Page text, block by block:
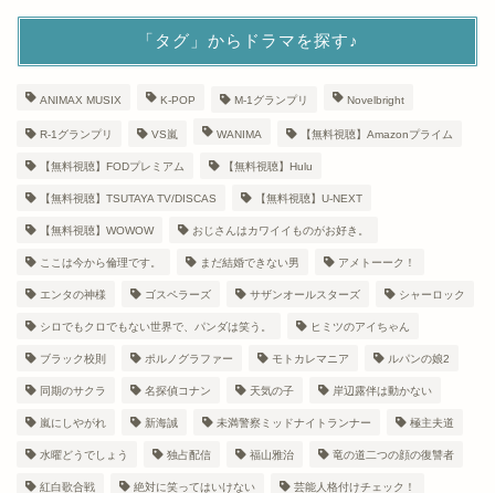
「タグ」からドラマを探す♪
ANIMAX MUSIX K-POP M-1グランプリ Novelbright
R-1グランプリ VS嵐 WANIMA 【無料視聴】Amazonプライム
【無料視聴】FODプレミアム 【無料視聴】Hulu
【無料視聴】TSUTAYA TV/DISCAS 【無料視聴】U-NEXT
【無料視聴】WOWOW おじさんはカワイイものがお好き。
ここは今から倫理です。 まだ結婚できない男 アメトーーク！
エンタの神様 ゴスペラーズ サザンオールスターズ シャーロック
シロでもクロでもない世界で、パンダは笑う。 ヒミツのアイちゃん
ブラック校則 ポルノグラファー モトカレマニア ルパンの娘2
同期のサクラ 名探偵コナン 天気の子 岸辺露伴は動かない
嵐にしやがれ 新海誠 未満警察ミッドナイトランナー 極主夫道
水曜どうでしょう 独占配信 福山雅治 竜の道二つの顔の復讐者
紅白歌合戦 絶対に笑ってはいけない 芸能人格付けチェック！